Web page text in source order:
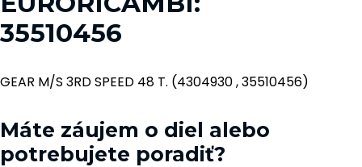
35510456
GEAR M/S 3RD SPEED 48 T. (4304930 , 35510456)
Máte záujem o diel alebo
potrebujete poradiť?